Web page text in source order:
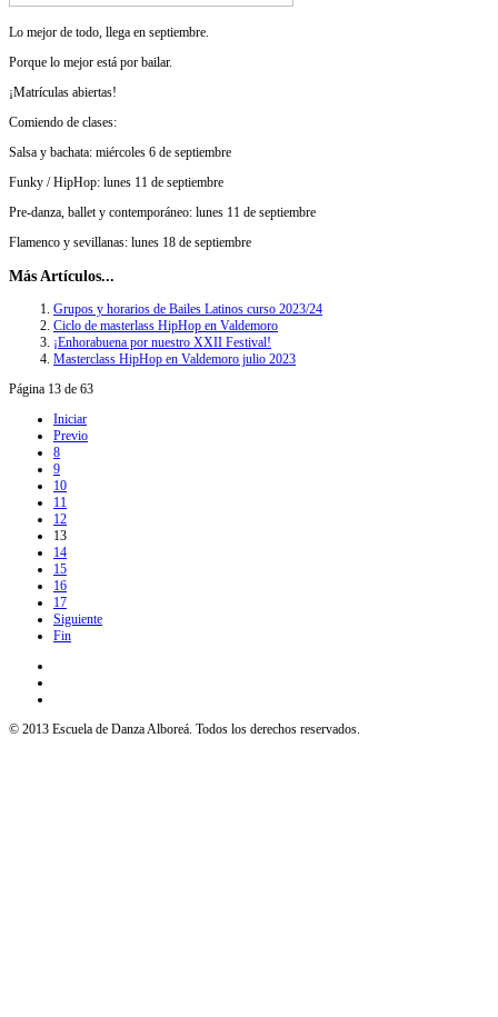
Lo mejor de todo, llega en septiembre.
Porque lo mejor está por bailar.
¡Matrículas abiertas!
Comiendo de clases:
Salsa y bachata: miércoles 6 de septiembre
Funky / HipHop: lunes 11 de septiembre
Pre-danza, ballet y contemporáneo: lunes 11 de septiembre
Flamenco y sevillanas: lunes 18 de septiembre
Más Artículos...
Grupos y horarios de Bailes Latinos curso 2023/24
Ciclo de masterlass HipHop en Valdemoro
¡Enhorabuena por nuestro XXII Festival!
Masterclass HipHop en Valdemoro julio 2023
Página 13 de 63
Iniciar
Previo
8
9
10
11
12
13
14
15
16
17
Siguiente
Fin
© 2013 Escuela de Danza Alboreá. Todos los derechos reservados.